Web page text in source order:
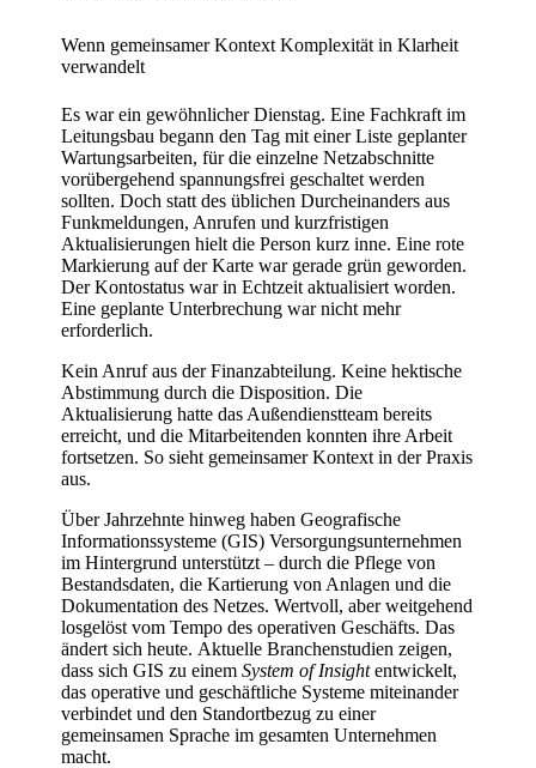
Wenn gemeinsamer Kontext Komplexität in Klarheit
verwandelt
Es war ein gewöhnlicher Dienstag. Eine Fachkraft im
Leitungsbau begann den Tag mit einer Liste geplanter
Wartungsarbeiten, für die einzelne Netzabschnitte
vorübergehend spannungsfrei geschaltet werden
sollten. Doch statt des üblichen Durcheinanders aus
Funkmeldungen, Anrufen und kurzfristigen
Aktualisierungen hielt die Person kurz inne. Eine rote
Markierung auf der Karte war gerade grün geworden.
Der Kontostatus war in Echtzeit aktualisiert worden.
Eine geplante Unterbrechung war nicht mehr
erforderlich.
Kein Anruf aus der Finanzabteilung. Keine hektische
Abstimmung durch die Disposition. Die
Aktualisierung hatte das Außendienstteam bereits
erreicht, und die Mitarbeitenden konnten ihre Arbeit
fortsetzen. So sieht gemeinsamer Kontext in der Praxis
aus.
Über Jahrzehnte hinweg haben Geografische
Informationssysteme (GIS) Versorgungsunternehmen
im Hintergrund unterstützt – durch die Pflege von
Bestandsdaten, die Kartierung von Anlagen und die
Dokumentation des Netzes. Wertvoll, aber weitgehend
losgelöst vom Tempo des operativen Geschäfts. Das
ändert sich heute. Aktuelle Branchenstudien zeigen,
dass sich GIS zu einemSystem of Insightentwickelt,
das operative und geschäftliche Systeme miteinander
verbindet und den Standortbezug zu einer
gemeinsamen Sprache im gesamten Unternehmen
macht.